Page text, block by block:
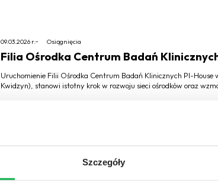
Szczegóły
09.03.2026 r. Osiągnięcia
Filia Ośrodka Centrum Badań
Uruchomienie Filii Ośrodka Centrum Badań Klinicznych PI-
Kwidzyn), stanowi istotny krok w rozwoju sieci ośrodków oraz